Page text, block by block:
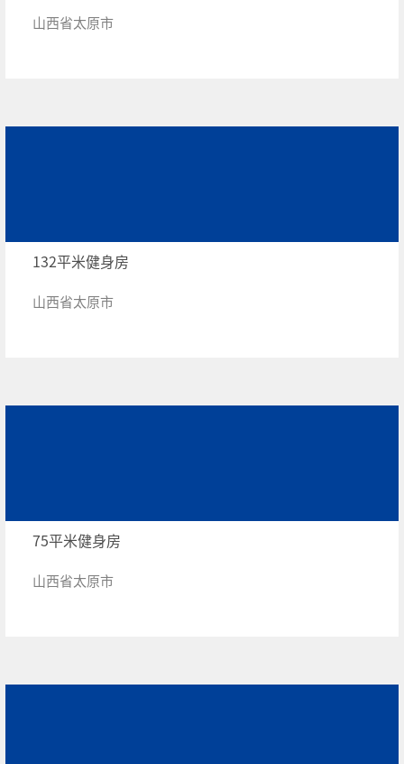
山西省太原市
132平米健身房
山西省太原市
75平米健身房
山西省太原市